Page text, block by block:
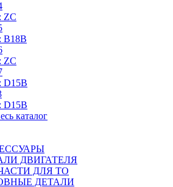
ZC
B18B
ZC
D15B
D15B
каталог
ДВИГАТЕЛЯ
ДЛЯ ТО
ДЕТАЛИ